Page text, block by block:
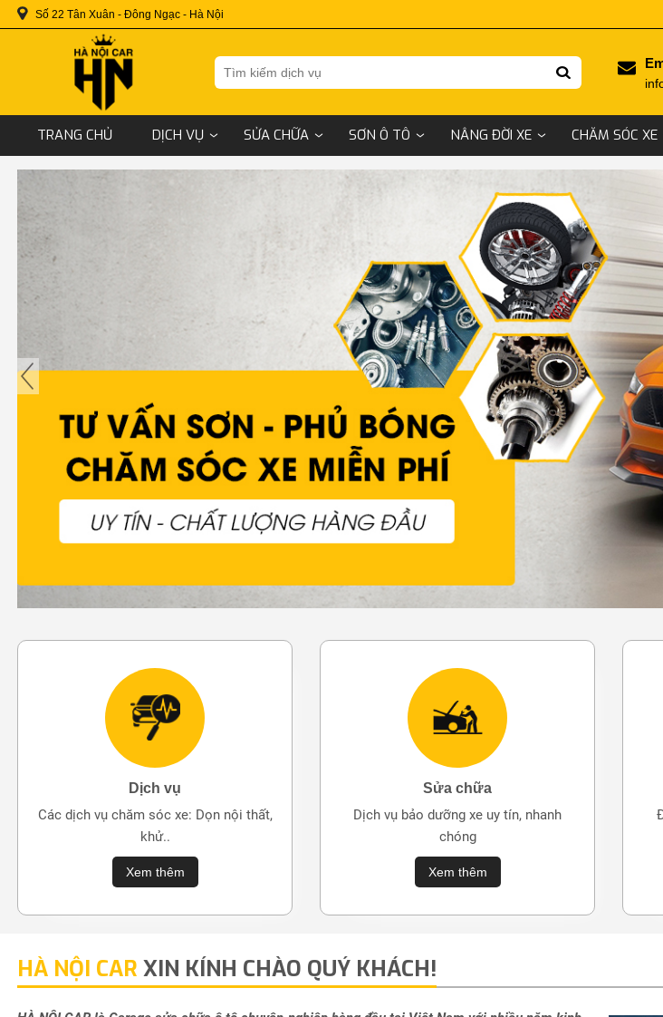
Số 22 Tân Xuân - Đông Ngạc - Hà Nội
TRANG CHỦ DỊCH VỤ SỬA CHỮA SƠN Ô TÔ NÂNG ĐỜI XE CHĂM SÓC XE
Dịch vụ
Các dịch vụ chăm sóc xe: Dọn nội thất,
khử..
Xem thêm
Sửa chữa
Dịch vụ bảo dưỡng xe uy tín, nhanh
chóng
Xem thêm
HÀ NỘI CAR XIN KÍNH CHÀO QUÝ KHÁCH!